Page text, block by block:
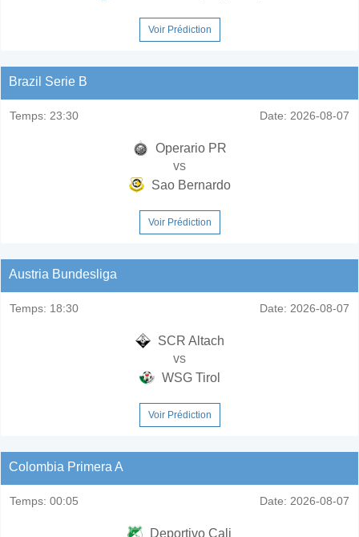
Voir Prédiction
Brazil Serie B
Temps: 23:30 Date: 2026-08-07
Operario PR
vs
Sao Bernardo
Voir Prédiction
Austria Bundesliga
Temps: 18:30 Date: 2026-08-07
SCR Altach
vs
WSG Tirol
Voir Prédiction
Colombia Primera A
Temps: 00:05 Date: 2026-08-07
Deportivo Cali